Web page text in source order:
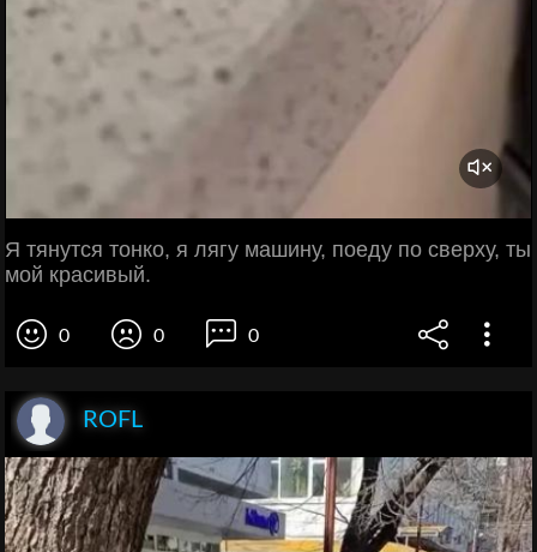
Я тянутся тонко, я лягу машину, поеду по сверху, ты
мой красивый.
0 0 0
ROFL